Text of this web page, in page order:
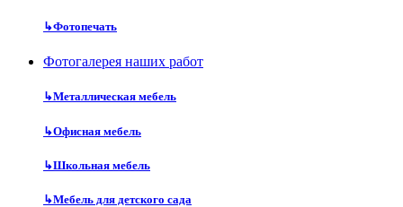
↳Фотопечать
Фотогалерея наших работ
↳Металлическая мебель
↳Офисная мебель
↳Школьная мебель
↳Мебель для детского сада